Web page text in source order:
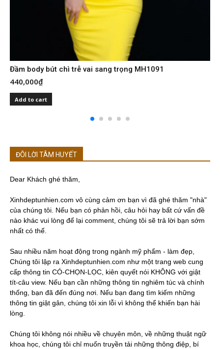
Đầm body bút chì trễ vai sang trọng MH1091
440,000₫
Add to cart
ĐÔI LỜI TÂM HUYẾT
Dear Khách ghé thăm,
Xinhdeptunhien.com vô cùng cảm ơn bạn vì đã ghé thăm "nhà"
của chúng tôi. Nếu bạn có phản hồi, câu hỏi hay bất cứ vấn đề
nào khác vui lòng để lại comment, chúng tôi sẽ trả lời bạn sớm
nhất có thể.
Sau nhiều năm hoạt động trong ngành mỹ phẩm - làm đẹp,
Chúng tôi lập ra Xinhdeptunhien.com như một trang web cung
cấp thông tin CÓ-CHỌN-LỌC, kiên quyết nói KHÔNG với giật
tít-câu view. Nếu bạn cần những thông tin nghiêm túc và chính
thống, bạn đã đến đúng nơi. Nếu bạn đang tìm kiếm những
thông tin giật gân, chúng tôi xin lỗi vì không thể khiến bạn hài
lòng.
Chúng tôi không nói nhiều về chuyên môn, về những thuật ngữ
khoa học, chúng tôi chỉ muốn truyền tải những thông điệp, bí